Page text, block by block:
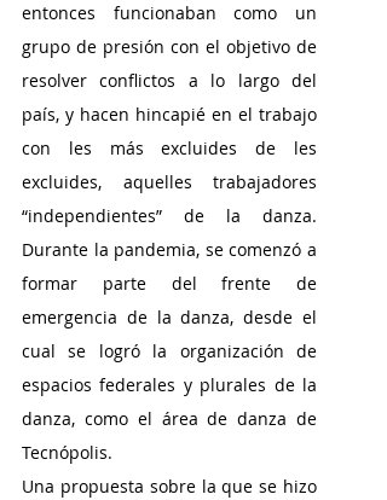
entonces funcionaban como un
grupo de presión con el objetivo de
resolver conflictos a lo largo del
país, y hacen hincapié en el trabajo
con les más excluides de les
excluides, aquelles trabajadores
“independientes” de la danza.
Durante la pandemia, se comenzó a
formar parte del frente de
emergencia de la danza, desde el
cual se logró la organización de
espacios federales y plurales de la
danza, como el área de danza de
Tecnópolis.
Una propuesta sobre la que se hizo